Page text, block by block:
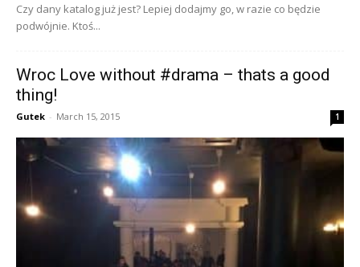
Czy dany katalog już jest? Lepiej dodajmy go, w razie co będzie
podwójnie. Ktoś...
Wroc Love without #drama – thats a good
thing!
Gutek - March 15, 2015 1